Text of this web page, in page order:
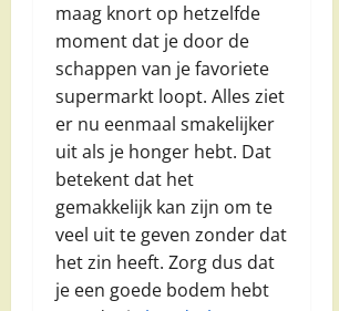
maag knort op hetzelfde
moment dat je door de
schappen van je favoriete
supermarkt loopt. Alles ziet
er nu eenmaal smakelijker
uit als je honger hebt. Dat
betekent dat het
gemakkelijk kan zijn om te
veel uit te geven zonder dat
het zin heeft. Zorg dus dat
je een goede bodem hebt